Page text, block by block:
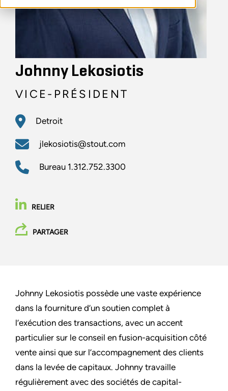
Johnny Lekosiotis
VICE-PRÉSIDENT
Detroit
jlekosiotis@stout.com
Bureau 1.312.752.3300
RELIER
PARTAGER
Johnny Lekosiotis possède une vaste expérience
dans la fourniture d’un soutien complet à
l’exécution des transactions, avec un accent
particulier sur le conseil en fusion-acquisition côté
vente ainsi que sur l’accompagnement des clients
dans la levée de capitaux. Johnny travaille
régulièrement avec des sociétés de capital-